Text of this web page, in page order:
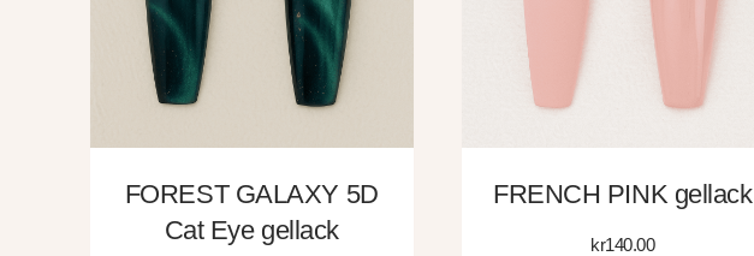
FOREST GALAXY 5D
Cat Eye gellack
FRENCH PINK gellack
kr140.00